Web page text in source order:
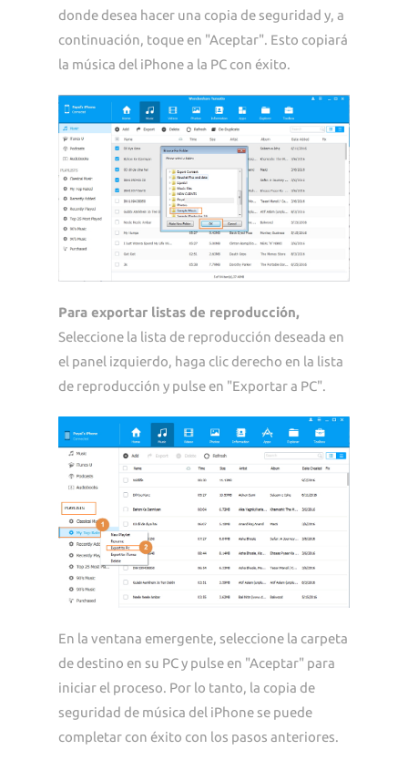
donde desea hacer una copia de seguridad y, a
continuación, toque en "Aceptar". Esto copiará
la música del iPhone a la PC con éxito.
Para exportar listas de reproducción,
Seleccione la lista de reproducción deseada en
el panel izquierdo, haga clic derecho en la lista
de reproducción y pulse en "Exportar a PC".
En la ventana emergente, seleccione la carpeta
de destino en su PC y pulse en "Aceptar" para
iniciar el proceso. Por lo tanto, la copia de
seguridad de música del iPhone se puede
completar con éxito con los pasos anteriores.